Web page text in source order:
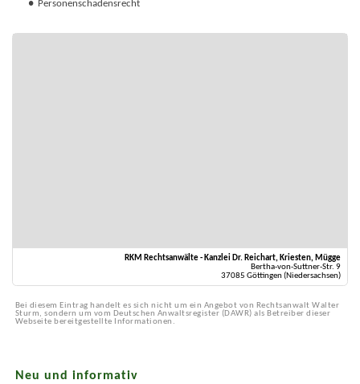
Personenschadensrecht
RKM Rechtsanwälte - Kanzlei Dr. Reichart, Kriesten, Mügge
Bertha-von-Suttner-Str. 9
37085 Göttingen (Niedersachsen)
Bei diesem Eintrag handelt es sich nicht um ein Angebot von Rechtsanwalt Walter
Sturm, sondern um vom Deutschen Anwaltsregister (DAWR) als Betreiber dieser
Webseite bereitgestellte Informationen.
Neu und informativ